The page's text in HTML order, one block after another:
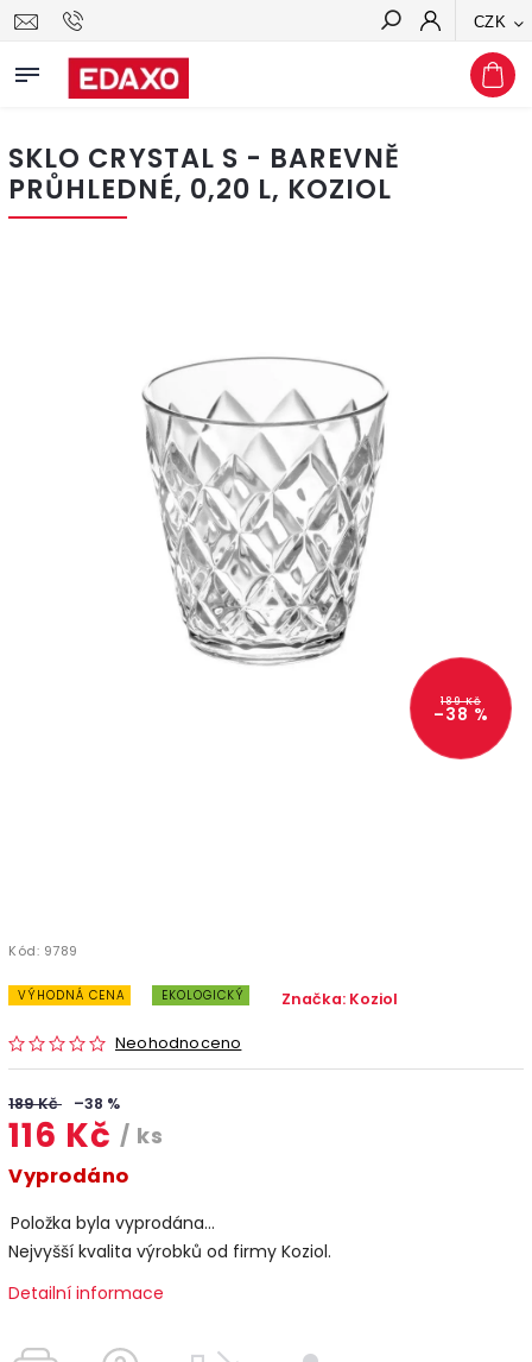
CZK
Hledat
SKLO CRYSTAL S - BAREVNĚ
PRŮHLEDNÉ, 0,20 L, KOZIOL
189 Kč
–38 %
Kód: 9789
VÝHODNÁ CENA EKOLOGICKÝ
Neohodnoceno
Značka: Koziol
189 Kč –38 %
116 Kč / ks
Vyprodáno
Položka byla vyprodána…
Nejvyšší kvalita výrobků od firmy Koziol.
Detailní informace